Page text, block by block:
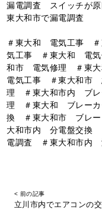
漏電調査 スイッチが原
東大和市で漏電調査
＃東大和 電気工事
気工事 ＃東大和 電
和市 電気修理 ＃東
電気工事 ＃東大和市
理 ＃東大和市内 ブレ
理 ＃東大和 ブレーカ
換 ＃東大和市 ブレ
大和市内 分電盤交換
電調査 ＃東大和市内
< 前の記事
立川市内でエアコンの